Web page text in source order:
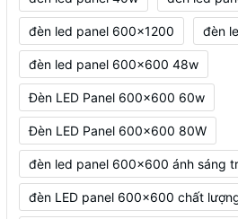
đèn led panel 600x1200 đèn
đèn led panel 600x600 48w
Đèn LED Panel 600x600 60w
Đèn LED Panel 600x600 80W
đèn led panel 600x600 ánh sáng
đèn LED panel 600x600 chất